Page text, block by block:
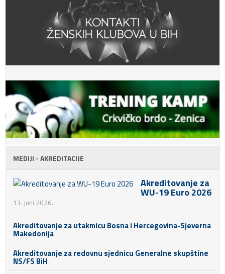
MEDIJI - AKREDITACIJE
Akreditovanje za
WU-19 Euro 2026
13. juni 2026.
Akreditovanje za utakmicu Bosna i Hercegovina-Sjeverna
Makedonija
Akreditovanje za redovnu sjednicu Generalne skupštine
NS/FS BiH